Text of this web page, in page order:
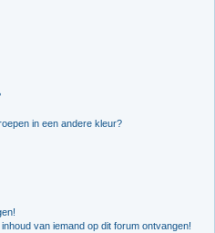
in een andere kleur?
van iemand op dit forum ontvangen!